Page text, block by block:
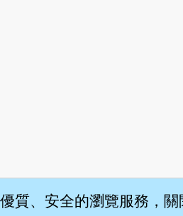
關於 聯絡我們
質、安全的瀏覽服務，關